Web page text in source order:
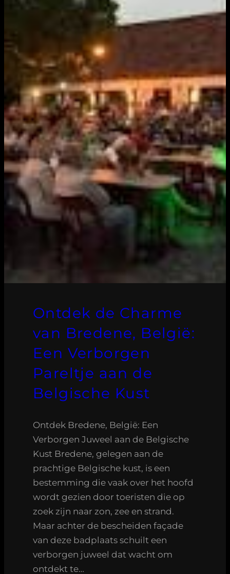
Ontdek de Charme
van Bredene, België:
Een Verborgen
Pareltje aan de
Belgische Kust
Ontdek Bredene, België: Een
Verborgen Juweel aan de Belgische
Kust Bredene, gelegen aan de
prachtige Belgische kust, is een
bestemming die vaak over het hoofd
wordt gezien door toeristen die op
zoek zijn naar zon, zee en strand.
Maar achter de bescheiden façade
van deze badplaats schuilt een
verborgen juweel dat wacht om
ontdekt te…